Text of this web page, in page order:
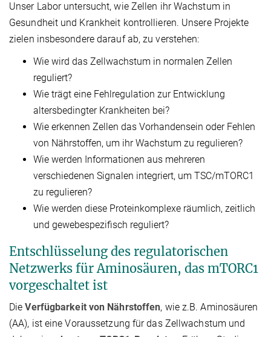
Unser Labor untersucht, wie Zellen ihr Wachstum in
Gesundheit und Krankheit kontrollieren. Unsere Projekte
zielen insbesondere darauf ab, zu verstehen:
Wie wird das Zellwachstum in normalen Zellen
reguliert?
Wie trägt eine Fehlregulation zur Entwicklung
altersbedingter Krankheiten bei?
Wie erkennen Zellen das Vorhandensein oder Fehlen
von Nährstoffen, um ihr Wachstum zu regulieren?
Wie werden Informationen aus mehreren
verschiedenen Signalen integriert, um TSC/mTORC1
zu regulieren?
Wie werden diese Proteinkomplexe räumlich, zeitlich
und gewebespezifisch reguliert?
Entschlüsselung des regulatorischen
Netzwerks für Aminosäuren, das mTORC1
vorgeschaltet ist
DieVerfügbarkeit von Nährstoffen, wie z.B. Aminosäuren
(AA), ist eine Voraussetzung für das Zellwachstum und